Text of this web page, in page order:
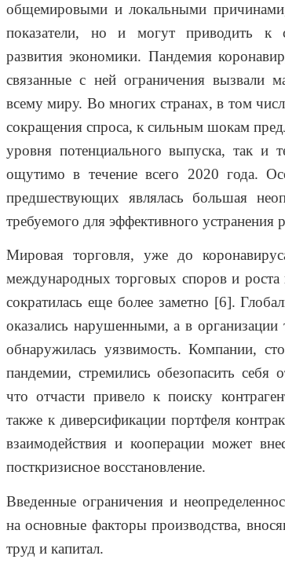
общемировыми и локальными
показатели, но и могут приводить к
развития экономики. Пандемия
связанные с ней ограничения вызвали
всему миру. Во многих странах, в том
сокращения спроса, к сильным шокам
уровня потенциального выпуска, так и
ощутимо в течение всего 2020 года.
предшествующих являлась большая
требуемого для эффективного
Мировая торговля, уже до
международных торговых споров и роста
сократилась еще более заметно [6].
оказались нарушенными, а в
обнаружилась уязвимость. Компании,
пандемии, стремились обезопасить
что отчасти привело к поиску
также к диверсификации портфеля
взаимодействия и кооперации может
посткризисное восстановление.
Введенные ограничения и
на основные факторы производства,
труд и капитал.